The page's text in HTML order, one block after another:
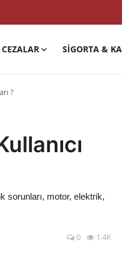
SIGORTA &
?
sorunları, motor, elektrik,
0 1.4K